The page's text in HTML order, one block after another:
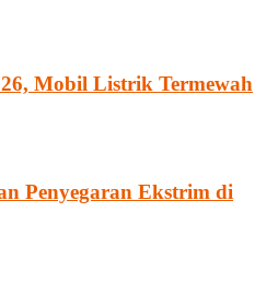
Mobil Listrik Termewah
Penyegaran Ekstrim di